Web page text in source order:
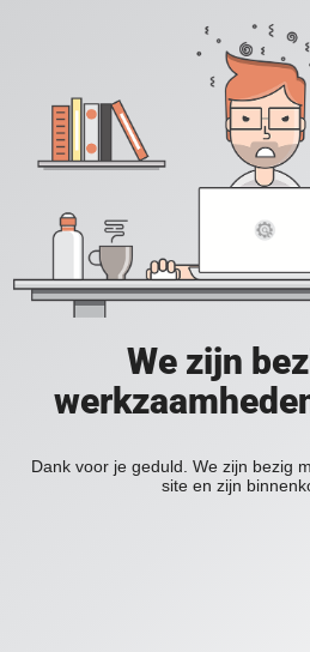
We zijn
Dank voor je geduld. We zijn bezig
site en zijn